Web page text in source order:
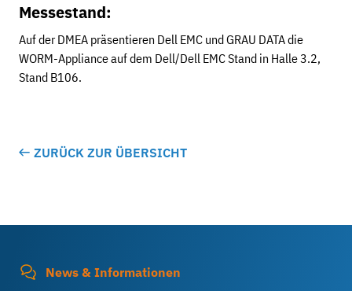
Messestand:
Auf der DMEA präsentieren Dell EMC und GRAU DATA die
WORM-Appliance auf dem Dell/Dell EMC Stand in Halle 3.2,
Stand B106.
ZURÜCK ZUR ÜBERSICHT
News & Informationen